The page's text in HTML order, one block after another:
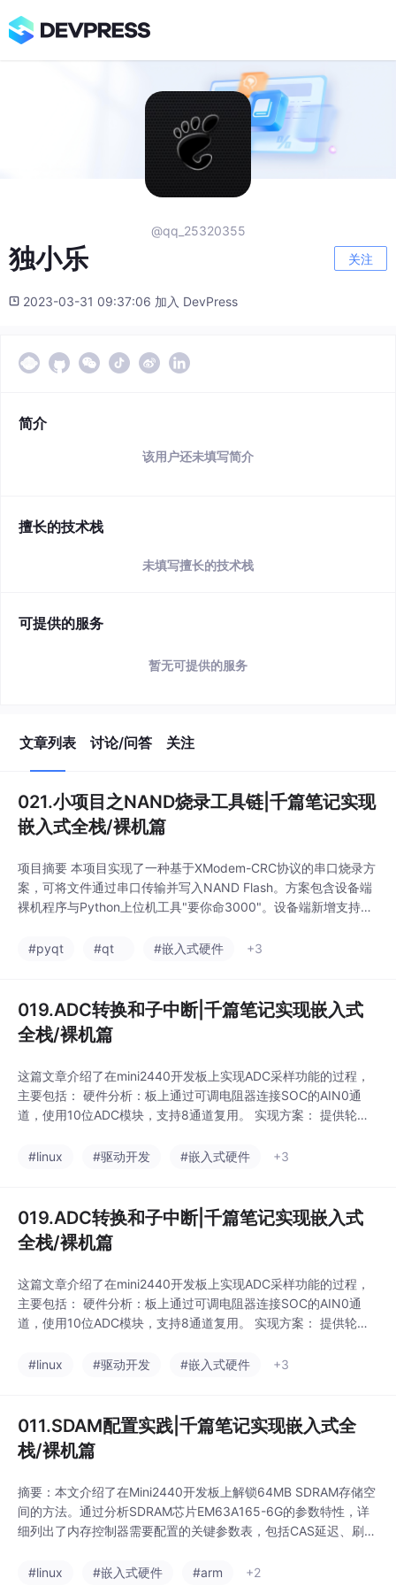
@qq_25320355
独小乐 关注
2023-03-31 09:37:06 加入 DevPress
简介
该用户还未填写简介
擅长的技术栈
未填写擅长的技术栈
可提供的服务
暂无可提供的服务
文章列表 讨论/问答 关注
021.小项目之NAND烧录工具链|千篇笔记实现
嵌入式全栈/裸机篇
项目摘要 本项目实现了一种基于XModem-CRC协议的串口烧录方
案，可将文件通过串口传输并写入NAND Flash。方案包含设备端
裸机程序与Python上位机工具"要你命3000"。设备端新增支持任
图形化操作界面。传输过程采用"停-等"协议，通过CRC校验保证
#pyqt #qt #嵌入式硬件 +3
019.ADC转换和子中断|千篇笔记实现嵌入式
全栈/裸机篇
这篇文章介绍了在mini2440开发板上实现ADC采样功能的过程，
主要包括： 硬件分析：板上通过可调电阻器连接SOC的AIN0通
道，使用10位ADC模块，支持8通道复用。 实现方案： 提供轮询
启动转换 使用ADCDAT0寄存器读取10位转换结果 关键代码实
#linux #驱动开发 #嵌入式硬件 +3
019.ADC转换和子中断|千篇笔记实现嵌入式
全栈/裸机篇
这篇文章介绍了在mini2440开发板上实现ADC采样功能的过程，
主要包括： 硬件分析：板上通过可调电阻器连接SOC的AIN0通
道，使用10位ADC模块，支持8通道复用。 实现方案： 提供轮询
启动转换 使用ADCDAT0寄存器读取10位转换结果 关键代码实
#linux #驱动开发 #嵌入式硬件 +3
011.SDAM配置实践|千篇笔记实现嵌入式全
栈/裸机篇
摘要：本文介绍了在Mini2440开发板上解锁64MB SDRAM存储空
间的方法。通过分析SDRAM芯片EM63A165-6G的参数特性，详
细列出了内存控制器需要配置的关键参数表，包括CAS延迟、刷新
ta段处理之前执行。最后提供了SDRAM测试方案，包括地址线/数
#linux #嵌入式硬件 #arm +2